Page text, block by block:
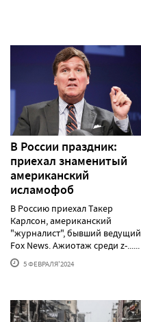
В России праздник:
приехал знаменитый
американский
исламофоб
В Россию приехал Такер
Карлсон, американский
"журналист", бывший ведущий
Fox News. Ажиотаж среди z-......
5 ФЕВРАЛЯ'2024